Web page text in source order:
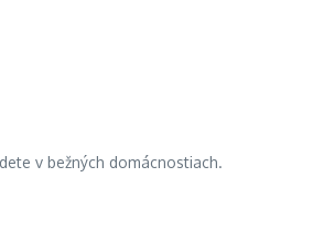
v bežných domácnostiach.